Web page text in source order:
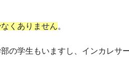
くありません。
の学生もいますし、インカレサ